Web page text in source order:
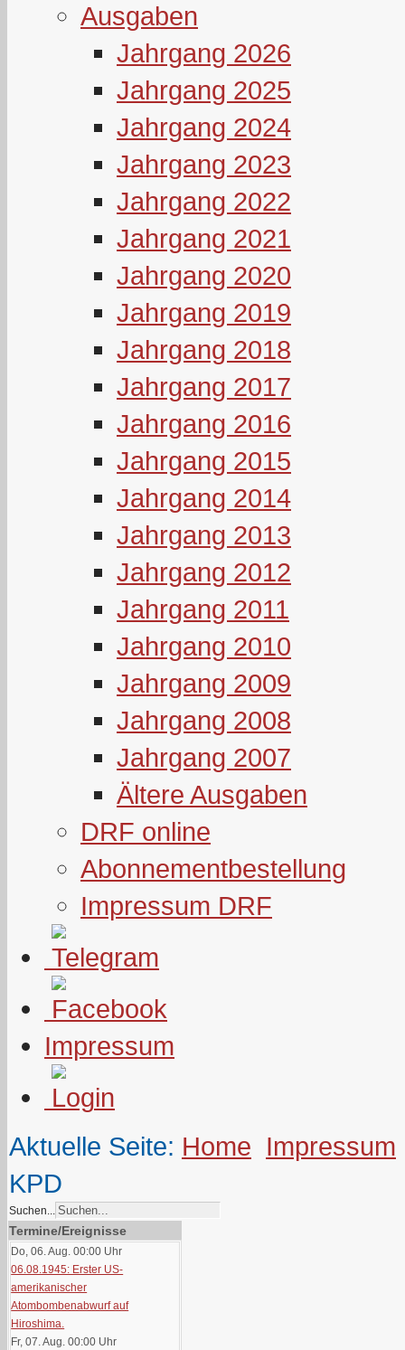
Ausgaben
Jahrgang 2026
Jahrgang 2025
Jahrgang 2024
Jahrgang 2023
Jahrgang 2022
Jahrgang 2021
Jahrgang 2020
Jahrgang 2019
Jahrgang 2018
Jahrgang 2017
Jahrgang 2016
Jahrgang 2015
Jahrgang 2014
Jahrgang 2013
Jahrgang 2012
Jahrgang 2011
Jahrgang 2010
Jahrgang 2009
Jahrgang 2008
Jahrgang 2007
Ältere Ausgaben
DRF online
Abonnementbestellung
Impressum DRF
Impressum
Aktuelle Seite: Home Impressum
KPD
Suchen...
Termine/Ereignisse
Do, 06. Aug. 00:00 Uhr
06.08.1945: Erster US-
amerikanischer
Atombombenabwurf auf
Hiroshima.
Fr, 07. Aug. 00:00 Uhr